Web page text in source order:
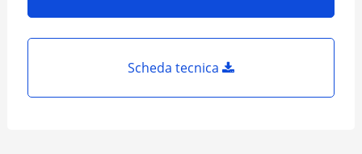
Scheda tecnica